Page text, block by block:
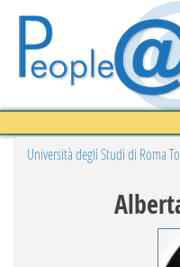
Università degli Studi di Roma